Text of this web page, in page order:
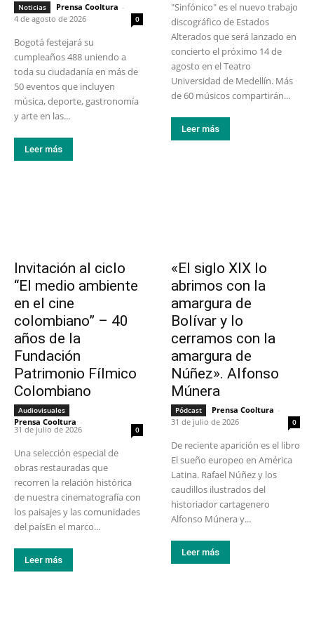
Noticias Prensa Cooltura -
4 de agosto de 2026
0
Bogotá festejará su
cumpleaños 488 uniendo a
toda su ciudadanía en más de
50 eventos que incluyen
música, deporte, gastronomía
y arte en las...
Leer más
"Sinfónico" es el nuevo trabajo
discográfico de Estados
Alterados que será lanzado en
concierto el próximo 14 de
agosto en el Teatro
Universidad de Medellín. Más
de 60 músicos compartirán...
Leer más
Invitación al ciclo
“El medio ambiente
en el cine
colombiano” – 40
años de la
Fundación
Patrimonio Fílmico
Colombiano
Audiovisuales
Prensa Cooltura -
31 de julio de 2026 0
Una selección especial de
obras restauradas que
recorren la relación histórica
de nuestra cinematografía con
los paisajes y las comunidades
del paísEn el marco...
Leer más
«El siglo XIX lo
abrimos con la
amargura de
Bolívar y lo
cerramos con la
amargura de
Núñez». Alfonso
Múnera
Pódcast Prensa Cooltura -
31 de julio de 2026
0
De reciente aparición es el libro
El sueño europeo en América
Latina. Rafael Núñez y los
caudillos ilustrados del
historiador cartagenero
Alfonso Múnera y...
Leer más